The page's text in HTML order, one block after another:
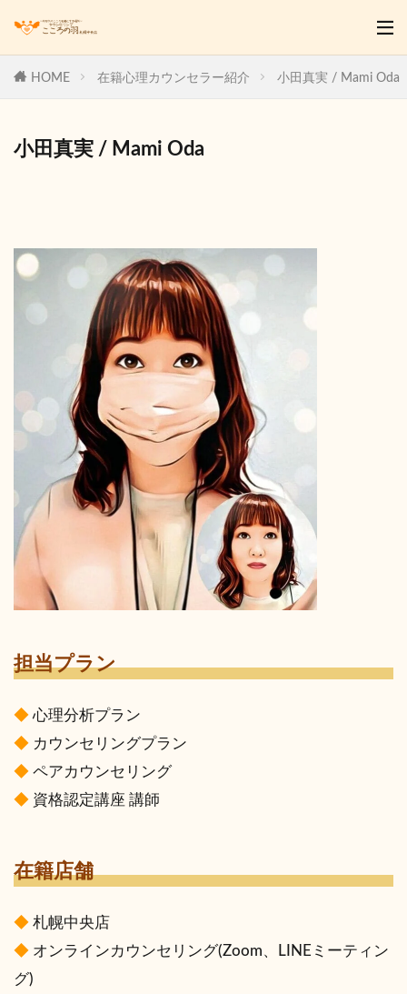
HOME 在籍心理カウンセラー紹介 小田真実 / Mami Oda
小田真実 / Mami Oda
担当プラン
◆心理分析プラン
◆ カウンセリングプラン
◆ ペアカウンセリング
◆ 資格認定講座 講師
在籍店舗
◆ 札幌中央店
◆ オンラインカウンセリング(Zoom、LINEミーティン
グ)